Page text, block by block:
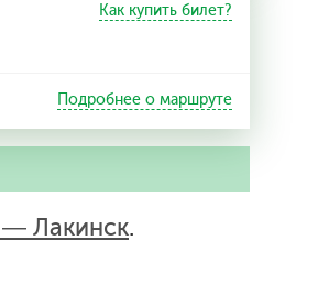
Как купить билет?
Подробнее о маршруте
— Лакинск.